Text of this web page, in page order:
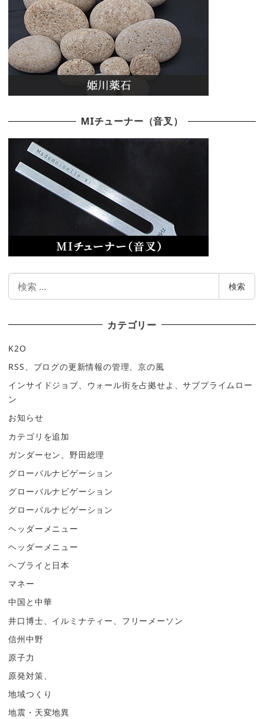
MIチューナー（音叉）
検索
カテゴリー
K2O
RSS、ブログの更新情報の管理、京の風
インサイドジョブ、ウォール街を占拠せよ、サブプライムロー
ン
お知らせ
カテゴリを追加
ガンダーセン、野田総理
グローバルナビゲーション
グローバルナビゲーション
グローバルナビゲーション
ヘッダーメニュー
ヘッダーメニュー
ヘブライと日本
マネー
中国と中華
井口博士、イルミナティー、フリーメーソン
信州中野
原子力
原発対策、
地域つくり
地震・天変地異